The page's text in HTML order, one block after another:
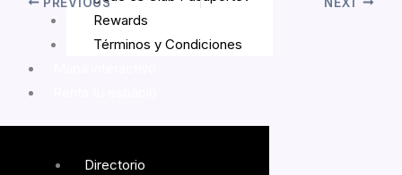
Rewards
Términos y Condiciones
Directorio